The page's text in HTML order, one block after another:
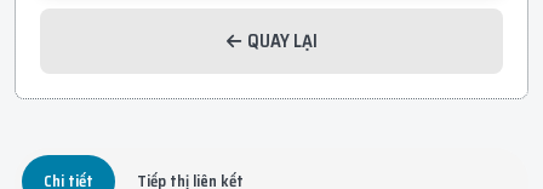
QUAY LẠI
Chi tiết Tiếp thị liên kết